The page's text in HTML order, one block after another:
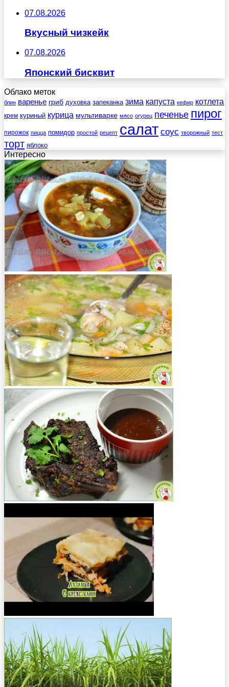
07.08.2026
Вкусный чизкейк
07.08.2026
Японский бисквит
Облако меток
блин варенье гриб духовка запеканка зима капуста кефир котлета
крем куриный курица мультиварке мясо огурец печенье пирог
пирожок пицца помидор простой рецепт салат соус творожный тест
торт яблоко
Интересно